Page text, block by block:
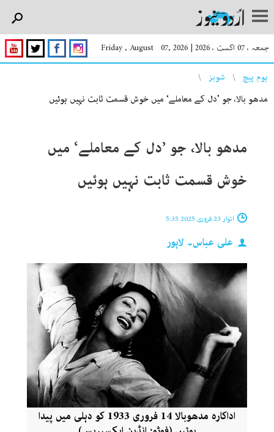
جمعہ ، 07 اگست ، 2026 |
Friday , August 07, 2026
You are here
ہوم پیچ
شوبز
مدھو بالا، جو ’دل کے معاملے‘ میں خوش قسمت ثابت نہیں ہوئیں
مدھو بالا، جو ’دل کے معاملے‘ میں
خوش قسمت ثابت نہیں ہوئیں
اتوار 23 فروری 2025 5:35
علی عباس۔ لاہور
اداکارہ مدھوبالا 14 فروری 1933 کو دہلی میں پیدا